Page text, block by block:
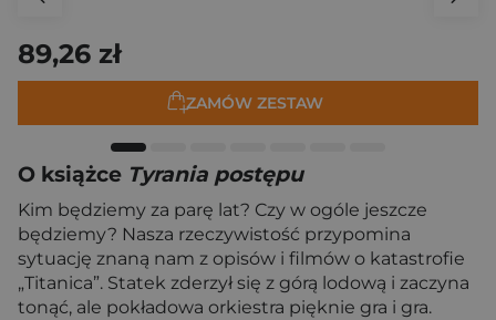
89,26 zł
ZAMÓW ZESTAW
O książce Tyrania postępu
Kim będziemy za parę lat? Czy w ogóle jeszcze
będziemy? Nasza rzeczywistość przypomina
sytuację znaną nam z opisów i filmów o katastrofie
„Titanica”. Statek zderzył się z górą lodową i zaczyna
tonąć, ale pokładowa orkiestra pięknie gra i gra.